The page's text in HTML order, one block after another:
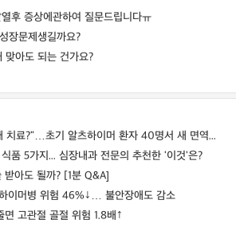
후 증상에관하여 질문드립니다ㅠ
장문제생길까요?
맞아도 되는 건가요?
"면역항암제 원리로 치매 치료?"…초기 알츠하이머 환자 40명서 새 면역항체 안전성 확인
품 5가지... 심장내과 전문의 추천한 '이것'은?
받아도 될까? [1분 Q&A]
이머병 위험 46%↓… 불안장애도 감소
고관절 골절 위험 1.8배↑